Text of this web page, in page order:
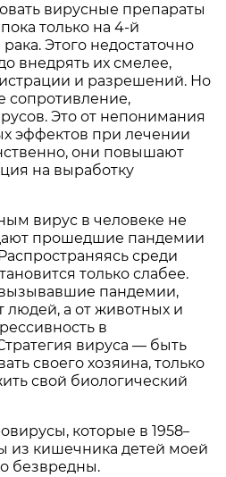
вирусные препараты
только на 4-й
Этого недостаточно
внедрять их смелее,
и разрешений. Но
сопротивление,
Это от непонимания
эффектов при лечении
они повышают
на выработку
вирус в человеке не
прошедшие пандемии
среди
только слабее.
пандемии,
людей, а от животных и
в
вируса — быть
своего хозяина, только
свой биологический
которые в 1958–
из кишечника детей моей
безвредны.